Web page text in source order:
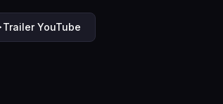
Trailer YouTube